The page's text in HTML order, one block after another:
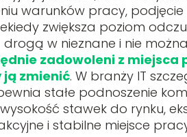
warunków pracy,
zwiększa poziom
w nieznane i nie
zadowoleni z miejsca
ją zmienić. W branży IT
stałe podnoszenie
stawek do rynku,
i stabilne miejsce